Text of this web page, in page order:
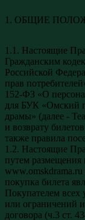
1. ОБЩИЕ
1.1. Настоящие
Гражданским
Российской
прав
152-ФЗ «О
для БУК «Омский
драмы» (далее -
и возврату
также правила
1.2. Настоящие
путем размещения
покупка билета
Покупателем всех
или ограничений
договора (ч.3 ст.